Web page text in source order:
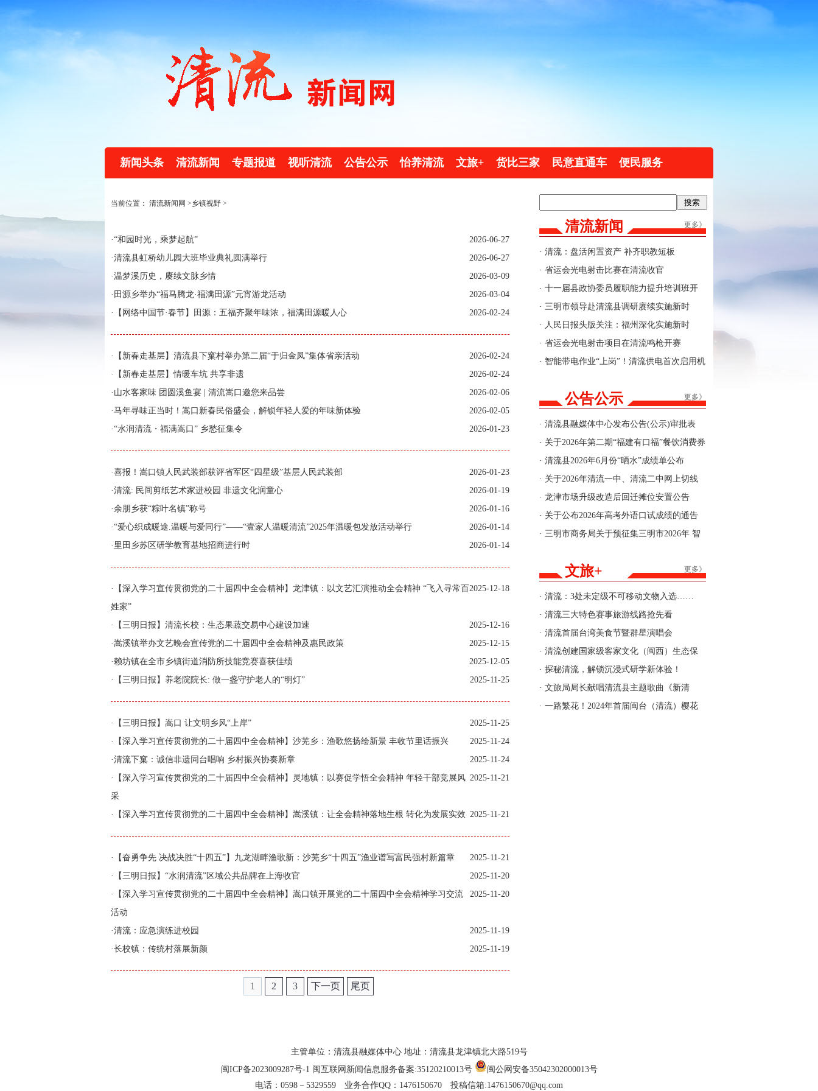
新闻头条 清流新闻 专题报道 视听清流 公告公示 怡养清流 文旅+ 货比三家 民意直通车 便民服务
更多》
清流新闻
· 清流：盘活闲置资产 补齐职教短板
· 省运会光电射击比赛在清流收官
· 十一届县政协委员履职能力提升培训班开
班
· 三明市领导赴清流县调研赓续实施新时
代“堡垒工程”及群众身边不正之风和腐败问
题集中整治工作
· 人民日报头版关注：福州深化实施新时
代“堡垒工程”
· 省运会光电射击项目在清流鸣枪开赛
· 智能带电作业“上岗”！清流供电首次启用机
更多》
公告公示
· 清流县融媒体中心发布公告(公示)审批表
· 关于2026年第二期“福建有口福”餐饮消费券
商户报名的公告
· 清流县2026年6月份“晒水”成绩单公布
· 关于2026年清流一中、清流二中网上切线
招生结果的公告
· 龙津市场升级改造后回迁摊位安置公告
· 关于公布2026年高考外语口试成绩的通告
· 三明市商务局关于预征集三明市2026年 智
更多》
文旅+
· 清流：3处未定级不可移动文物入选……
· 清流三大特色赛事旅游线路抢先看
· 清流首届台湾美食节暨群星演唱会
· 清流创建国家级客家文化（闽西）生态保
护区“官宣”
· 探秘清流，解锁沉浸式研学新体验！
· 文旅局局长献唱清流县主题歌曲《新清
流》！
· 一路繁花！2024年首届闽台（清流）樱花
当前位置： 清流新闻网 > 乡镇视野 >
2026-06-27
·“和园时光，乘梦起航”
2026-06-27
·清流县虹桥幼儿园大班毕业典礼圆满举行
2026-03-09
·温梦溪历史，赓续文脉乡情
2026-03-04
· 田源乡举办“福马腾龙·福满田源”元宵游龙活动
2026-02-24
· 【网络中国节·春节】田源：五福齐聚年味浓，福满田源暖人心
2026-02-24
·
【新春走基层】清流县下窠村举办第二届“于归金凤”集体省亲活动
2026-02-24
·
【新春走基层】情暖车坑 共享非遗
2026-02-06
· 山水客家味 团圆溪鱼宴 | 清流嵩口邀您来品尝
2026-02-05
·马年寻味正当时！嵩口新春民俗盛会，解锁年轻人爱的年味新体验
2026-01-23
·“水润清流・福满嵩口” 乡愁征集令
2026-01-23
·喜报！嵩口镇人民武装部获评省军区“四星级”基层人民武装部
2026-01-19
·清流: 民间剪纸艺术家进校园 非遗文化润童心
2026-01-16
·余朋乡获“粽叶名镇”称号
2026-01-14
·“爱心织成暖途.温暖与爱同行”——“壹家人温暖清流”2025年温暖包发放活动举行
2026-01-14
· 里田乡苏区研学教育基地招商进行时
2025-12-18
·
【深入学习宣传贯彻党的二十届四中全会精神】龙津镇：以文艺汇演推动全会精神 “飞入寻常百
姓家”
2025-12-16
·
【三明日报】清流长校：生态果蔬交易中心建设加速
2025-12-15
·嵩溪镇举办文艺晚会宣传党的二十届四中全会精神及惠民政策
2025-12-05
·赖坊镇在全市乡镇街道消防所技能竞赛喜获佳绩
2025-11-25
· 【三明日报】养老院院长: 做一盏守护老人的“明灯”
2025-11-25
·
【三明日报】嵩口 让文明乡风“上岸”
2025-11-24
·
【深入学习宣传贯彻党的二十届四中全会精神】沙芜乡：渔歌悠扬绘新景 丰收节里话振兴
2025-11-24
·清流下窠：诚信非遗同台唱响 乡村振兴协奏新章
2025-11-21
·
【深入学习宣传贯彻党的二十届四中全会精神】灵地镇：以赛促学悟全会精神 年轻干部竞展风
采
2025-11-21
· 【深入学习宣传贯彻党的二十届四中全会精神】嵩溪镇：让全会精神落地生根 转化为发展实效
2025-11-21
·
【奋勇争先 决战决胜“十四五”】九龙湖畔渔歌新：沙芜乡“十四五”渔业谱写富民强村新篇章
2025-11-20
·
【三明日报】“水润清流”区域公共品牌在上海收官
2025-11-20
·
【深入学习宣传贯彻党的二十届四中全会精神】嵩口镇开展党的二十届四中全会精神学习交流
活动
2025-11-19
·清流：应急演练进校园
2025-11-19
·长校镇：传统村落展新颜
1 2 3 下一页 尾页
主管单位：清流县融媒体中心 地址：清流县龙津镇北大路519号
闽ICP备2023009287号-1 闽互联网新闻信息服务备案:35120210013号
闽公网安备35042302000013号
电话：0598－5329559 业务合作QQ：1476150670 投稿信箱:1476150670@qq.com